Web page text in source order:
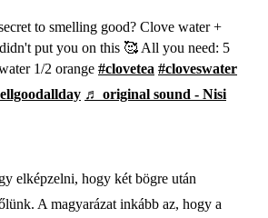
to smelling good? Clove water +
put you on this 🥰 All you need: 5
1/2 orange #clovetea #cloveswater
♬ original sound - Nisi
elképzelni, hogy két bögre után
A magyarázat inkább az, hogy a